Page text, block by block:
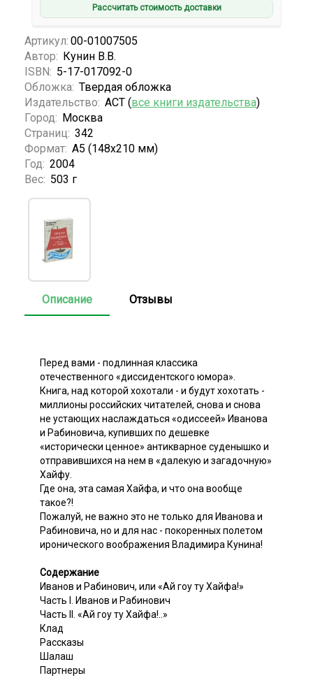
Рассчитать стоимость доставки
Артикул: 00-01007505
Автор: Кунин В.В.
ISBN: 5-17-017092-0
Обложка: Твердая обложка
Издательство: АСТ (все книги издательства)
Город: Москва
Страниц: 342
Формат: А5 (148x210 мм)
Год: 2004
Вес: 503 г
Описание Отзывы
Перед вами - подлинная классика
отечественного «диссидентского юмора».
Книга, над которой хохотали - и будут хохотать -
миллионы российских читателей, снова и снова
не устающих наслаждаться «одиссеей» Иванова
и Рабиновича, купивших по дешевке
«исторически ценное» антикварное суденышко и
отправившихся на нем в «далекую и загадочную»
Хайфу.
Где она, эта самая Хайфа, и что она вообще
такое?!
Пожалуй, не важно это не только для Иванова и
Рабиновича, но и для нас - покоренных полетом
иронического воображения Владимира Кунина!
Содержание
Иванов и Рабинович, или «Ай гоу ту Хайфа!»
Часть I. Иванов и Рабинович
Часть II. «Ай гоу ту Хайфа!..»
Клад
Рассказы
Шалаш
Партнеры